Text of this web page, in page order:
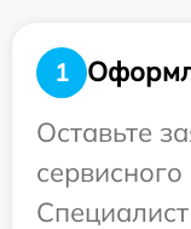
1
Оставьте